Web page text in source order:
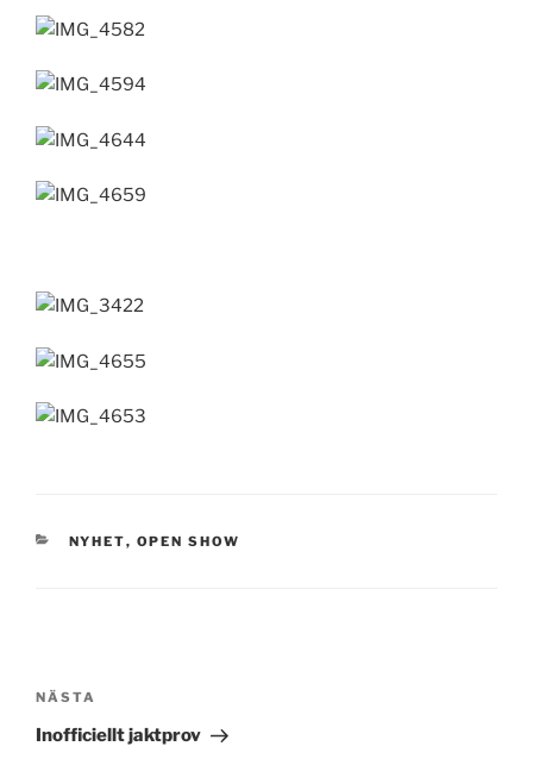
KATEGORIER
NYHET, OPEN SHOW
Nästa
inlägg
NÄSTA
Inofficiellt jaktprov